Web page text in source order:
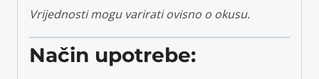
Vrijednosti mogu varirati ovisno o okusu.
Način upotrebe: